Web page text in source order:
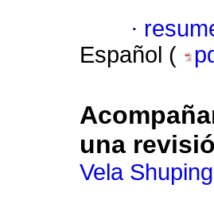
·
Español (
una
Vela